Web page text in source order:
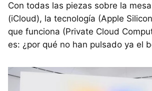
Con todas las piezas sobre la
(iCloud), la tecnología (Apple
que funciona (Private Cloud
es: ¿por qué no han pulsado ya el